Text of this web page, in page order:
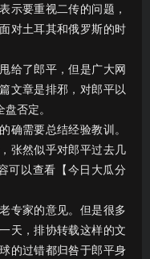
示要重视二传的问题，
对土耳其和俄罗斯的时
给了郎平，但是广大网
文章是排邪，对郎平以
否定。
确需要总结经验教训。
张然似乎对郎平过去几
可以查看【今日大瓜分
专家的意见。但是很多
天，排协转载这样的文
的过错都归咎于郎平身